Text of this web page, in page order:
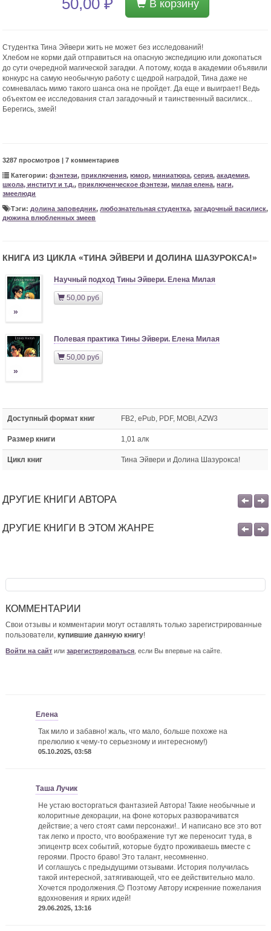
50,00 ₽ В корзину
Студентка Тина Эйвери жить не может без исследований!
Хлебом не корми дай отправиться на опасную экспедицию или докопаться
до сути очередной магической загадки. А потому, когда в академии объявили
конкурс на самую необычную работу с щедрой наградой, Тина даже не
сомневалась мимо такого шанса она не пройдет. Да еще и выиграет! Ведь
объектом ее исследования стал загадочный и таинственный василиск...
Берегись, змей!
3287 просмотров | 7 комментариев
Категории:фэнтези,приключения,юмор,миниатюра,серия,академия,
школа, институт и т.д.,приключенческое фэнтези,милая елена,наги,
змеелюди
Тэги: долина заповедник, любознательная студентка,загадочный василиск,
дюжина влюбленных змеев
КНИГА ИЗ ЦИКЛА «ТИНА ЭЙВЕРИ И ДОЛИНА ШАЗУРОКСА!»
»
Научный подход Тины Эйвери. Елена Милая
50,00 руб
»
Полевая практика Тины Эйвери. Елена Милая
50,00 руб
Доступный формат книг FB2, ePub, PDF, MOBI, AZW3
Размер книги 1,01 алк
Цикл книг Тина Эйвери и Долина Шазурокса!
ДРУГИЕ КНИГИ АВТОРА
ДРУГИЕ КНИГИ В ЭТОМ ЖАНРЕ
КОММЕНТАРИИ
Свои отзывы и комментарии могут оставлять только зарегистрированные
пользователи,купившие данную книгу!
Войти на сайт илизарегистрироваться , если Вы впервые на сайте.
Елена
Так мило и забавно! жаль, что мало, больше похоже на
прелюлию к чему-то серьезному и интересному!)
05.10.2025, 03:58
Таша Лучик
Не устаю восторгаться фантазией Автора! Такие необычные и
колоритные декорации, на фоне которых разворачиватся
действие; а чего стоят сами персонажи!.. И написано все это вот
так легко и просто, что воображение тут же переносит туда, в
эпицентр всех событий, которые будто проживаешь вместе с
героями. Просто браво! Это талант, несомненно.
И соглашусь с предыдущими отзывами. История получилась
такой интересной, затягивающей, что ее действительно мало.
Хочется продолжения.😊 Поэтому Автору искренние пожелания
вдохновения и ярких идей!
29.06.2025, 13:16